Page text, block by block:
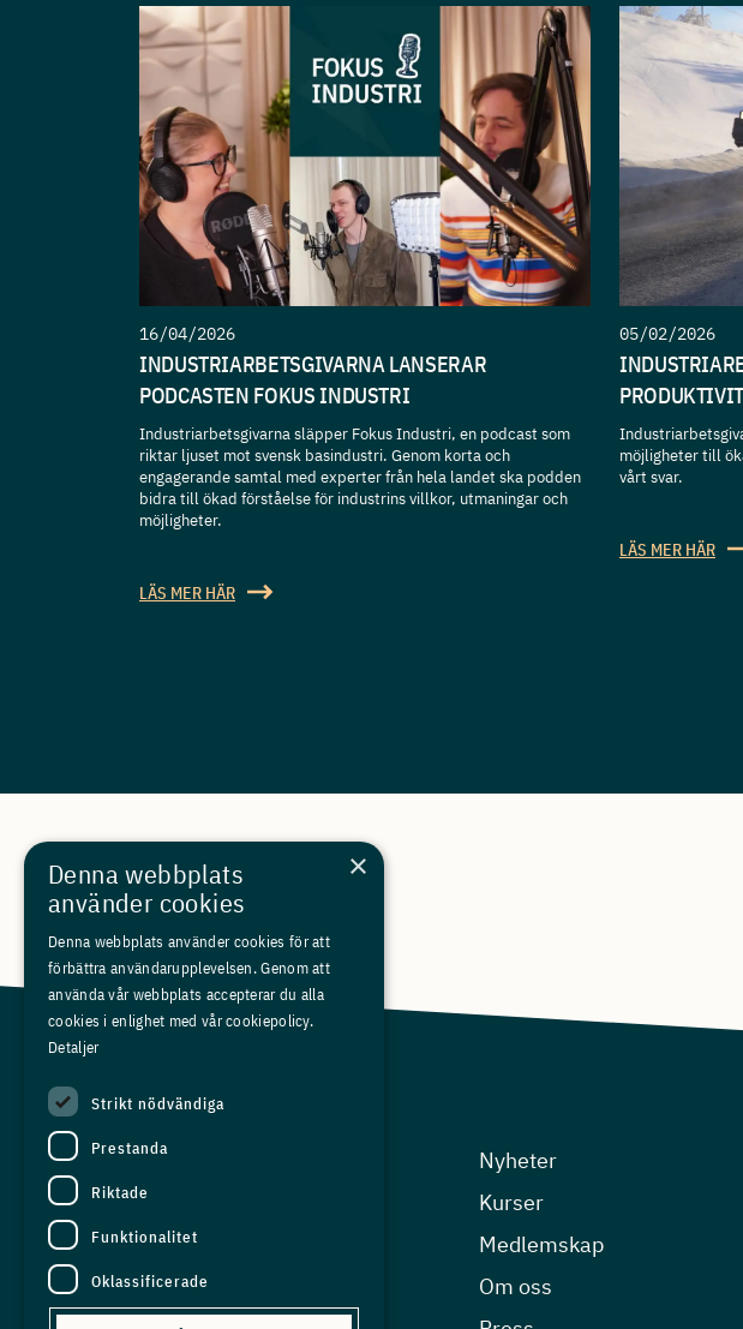
16/04/2026
INDUSTRIARBETSGIVARNA LANSERAR
PODCASTEN FOKUS INDUSTRI
Industriarbetsgivarna släpper Fokus Industri, en podcast som
riktar ljuset mot svensk basindustri. Genom korta och
engagerande samtal med experter från hela landet ska podden
bidra till ökad förståelse för industrins villkor, utmaningar och
möjligheter.
LÄS MER HÄR
05/02/2026
möjligheter till
vårt svar.
LÄS MER HÄR
Arbetsgivarfrågor
Kompetensfrågor
Arbetsmiljö
Ekonomisk analys
Nyheter
Kurser
Medlemskap
Om oss
×
Denna webbplats
använder cookies
Denna webbplats använder cookies för att
förbättra användarupplevelsen. Genom att
använda vår webbplats accepterar du alla
cookies i enlighet med vår cookiepolicy.
Detaljer
Strikt nödvändiga
Prestanda
Riktade
Funktionalitet
Oklassificerade